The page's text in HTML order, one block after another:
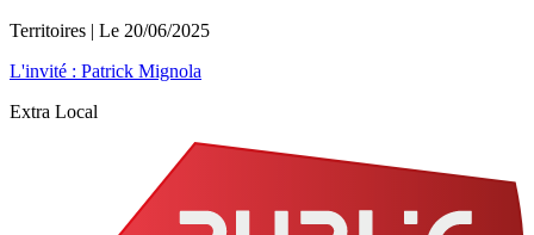
Territoires | Le 20/06/2025
L'invité : Patrick Mignola
Extra Local